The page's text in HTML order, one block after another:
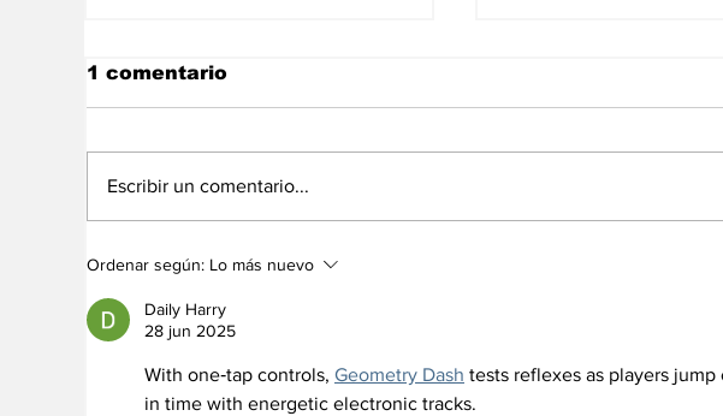
Credi POS y Credi
Express Bancamiga:
créditos para impulsar
tu negocio
1 comentario
Escribir un comentario...
Ordenar según: Lo más nuevo
Daily Harry
28 jun 2025
With one‑tap controls, Geometry Dash tests reflexes as players
in time with energetic electronic tracks.